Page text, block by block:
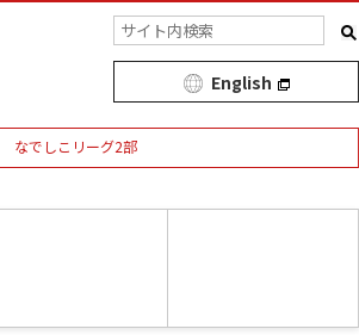
English
なでしこリーグ2部